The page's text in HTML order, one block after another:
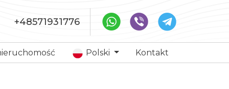
+48571931776
Polski Kontakt